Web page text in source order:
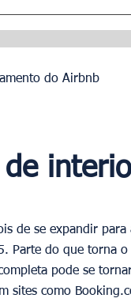
do Airbnb
de se expandir para
Parte do que torna
pode se
sites como